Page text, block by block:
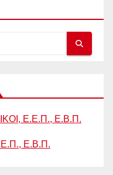
Ε.Ε.Π., Ε.Β.Π.
Ε.Β.Π.